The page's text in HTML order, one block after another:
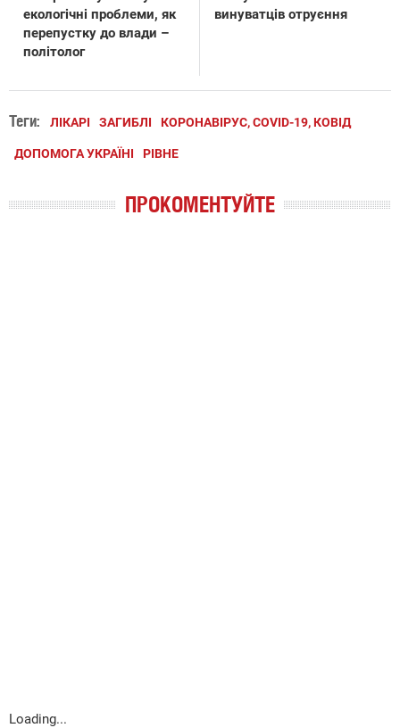
екологічні проблеми, як
перепустку до влади –
політолог
винуватців отруєння
Теги: ЛІКАРІ ЗАГИБЛІ КОРОНАВІРУС, COVID-19, КОВІД
ДОПОМОГА УКРАЇНІ РІВНЕ
ПРОКОМЕНТУЙТЕ
Loading...